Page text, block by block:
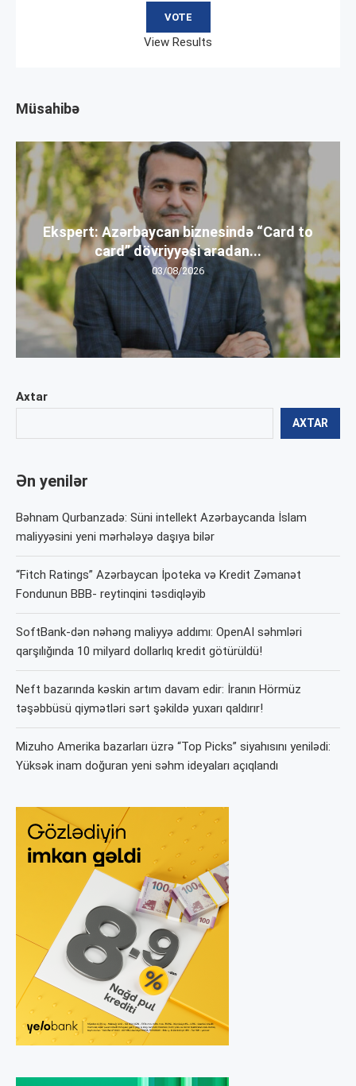
Axtar
AXTAR
Ən yenilər
Bəhnam Qurbanzadə: Süni intellekt Azərbaycanda İslam
maliyyəsini yeni mərhələyə daşıya bilər
“Fitch Ratings” Azərbaycan İpoteka və Kredit Zəmanət
Fondunun BBB- reytinqini təsdiqləyib
SoftBank-dən nəhəng maliyyə addımı: OpenAI səhmləri
qarşılığında 10 milyard dollarlıq kredit götürüldü!
Neft bazarında kəskin artım davam edir: İranın Hörmüz
təşəbbüsü qiymətləri sərt şəkildə yuxarı qaldırır!
Mizuho Amerika bazarları üzrə “Top Picks” siyahısını yenilədi:
Yüksək inam doğuran yeni səhm ideyaları açıqlandı
View Results
Müsahibə
Ekspert: Azərbaycan biznesində “Card to
card” dövriyyəsi aradan...
03/08/2026